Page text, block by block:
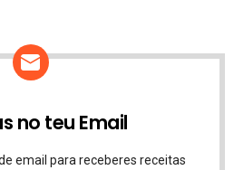
no teu Email
email para receberes receitas